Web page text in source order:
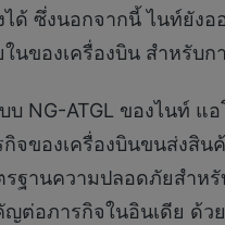
ได้ ซึ่งนอกจากนี้ ไนท์ยัง
นของเครื่องบิน สำหรับ
บบ NG-ATGL ของไนท์ แ
กิจของเครื่องบินขนส่งสิ
รฐานความปลอดภัยสำห
ญต่อภารกิจในอินเดีย ด้ว